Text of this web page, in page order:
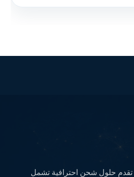
تقدم حلول شحن احترافية تشمل